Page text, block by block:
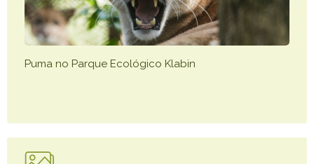
Puma no Parque Ecológico Klabin